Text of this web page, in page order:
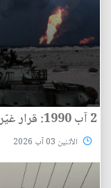
2 آب 1990: قرار غيّر وجه المنطقة
الأثنين 03 آب 2026